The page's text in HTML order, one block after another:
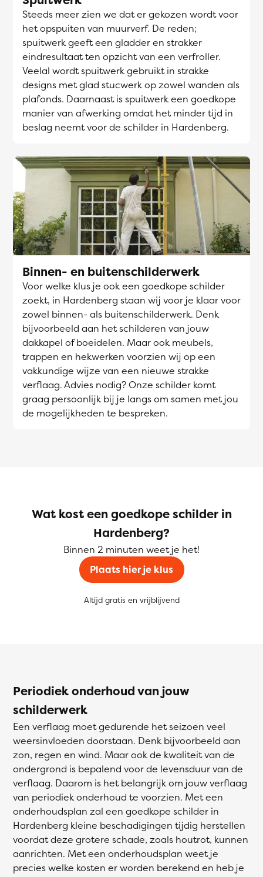
Steeds meer zien we dat er gekozen wordt voor
het opspuiten van muurverf. De reden;
spuitwerk geeft een gladder en strakker
eindresultaat ten opzicht van een verfroller.
Veelal wordt spuitwerk gebruikt in strakke
designs met glad stucwerk op zowel wanden als
plafonds. Daarnaast is spuitwerk een goedkope
manier van afwerking omdat het minder tijd in
beslag neemt voor de schilder in Hardenberg.
Binnen- en buitenschilderwerk
Voor welke klus je ook een goedkope schilder
zoekt, in Hardenberg staan wij voor je klaar voor
zowel binnen- als buitenschilderwerk. Denk
bijvoorbeeld aan het schilderen van jouw
dakkapel of boeidelen. Maar ook meubels,
trappen en hekwerken voorzien wij op een
vakkundige wijze van een nieuwe strakke
verflaag. Advies nodig? Onze schilder komt
graag persoonlijk bij je langs om samen met jou
de mogelijkheden te bespreken.
Wat kost een goedkope schilder in
Hardenberg?
Binnen 2 minuten weet je het!
Plaats hier je klus
Altijd gratis en vrijblijvend
Periodiek onderhoud van jouw
schilderwerk
Een verflaag moet gedurende het seizoen veel
weersinvloeden doorstaan. Denk bijvoorbeeld aan
zon, regen en wind. Maar ook de kwaliteit van de
ondergrond is bepalend voor de levensduur van de
verflaag. Daarom is het belangrijk om jouw verflaag
van periodiek onderhoud te voorzien. Met een
onderhoudsplan zal een goedkope schilder in
Hardenberg kleine beschadigingen tijdig herstellen
voordat deze grotere schade, zoals houtrot, kunnen
aanrichten. Met een onderhoudsplan weet je
precies welke kosten er worden berekend en heb je